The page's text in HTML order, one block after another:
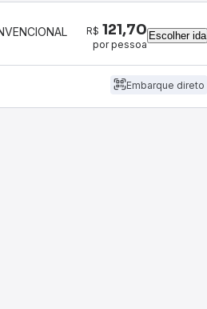
R$ 121,70
por pessoa
Escolher ida
Embarque direto